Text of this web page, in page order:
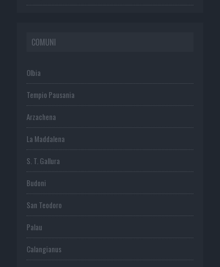
COMUNI
Olbia
Tempio Pausania
Arzachena
La Maddalena
S. T. Gallura
Budoni
San Teodoro
Palau
Calangianus